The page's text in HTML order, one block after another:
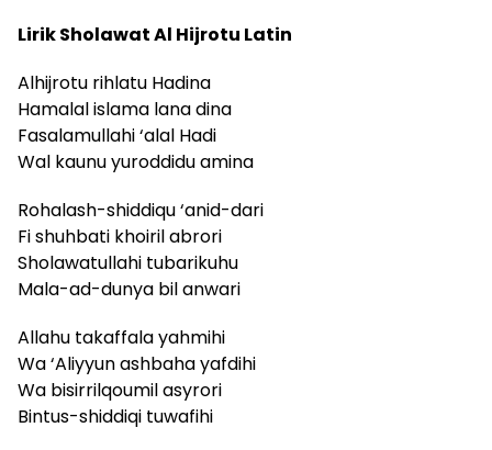
Lirik Sholawat Al Hijrotu Latin
Alhijrotu rihlatu Hadina
Hamalal islama lana dina
Fasalamullahi ‘alal Hadi
Wal kaunu yuroddidu amina
Rohalash-shiddiqu ‘anid-dari
Fi shuhbati khoiril abrori
Sholawatullahi tubarikuhu
Mala-ad-dunya bil anwari
Allahu takaffala yahmihi
Wa ‘Aliyyun ashbaha yafdihi
Wa bisirrilqoumil asyrori
Bintus-shiddiqi tuwafihi